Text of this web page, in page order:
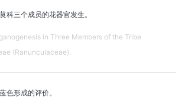
科三个成员的花器官发生。
in Three Members of the Tribe
(Ranunculaceae).
色形成的评价。